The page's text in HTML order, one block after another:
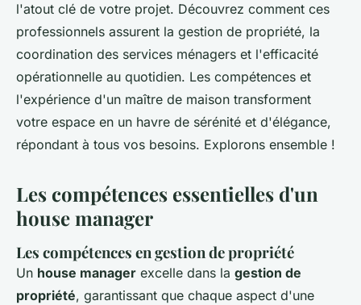
l'atout clé de votre projet. Découvrez comment ces
professionnels assurent la gestion de propriété, la
coordination des services ménagers et l'efficacité
opérationnelle au quotidien. Les compétences et
l'expérience d'un maître de maison transforment
votre espace en un havre de sérénité et d'élégance,
répondant à tous vos besoins. Explorons ensemble !
Les compétences essentielles d'un
house manager
Les compétences en gestion de propriété
Un house manager excelle dans la gestion de
propriété, garantissant que chaque aspect d'une